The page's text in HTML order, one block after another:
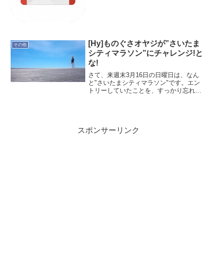
その他
[Hy]ものぐさオヤジが”さいたま
シティマラソン”にチャレンジ!と
な!
さて、来週末3月16日の日曜日は、なん
と"さいたまシティマラソン"です。エン
トリーしていたことを、すっかり忘れて
スポンサーリンク